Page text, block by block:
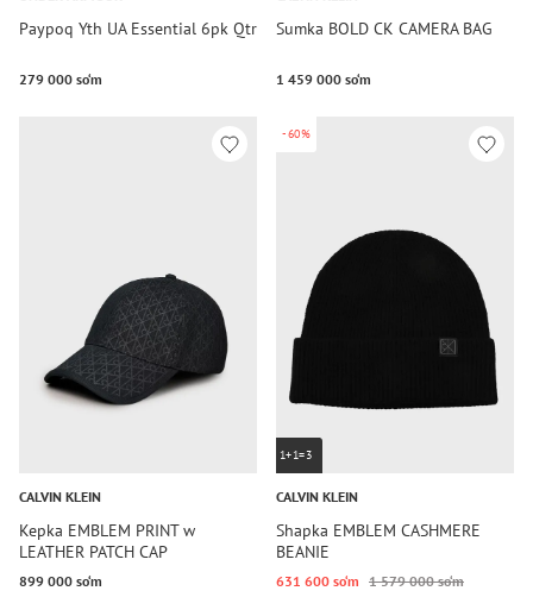
Paypoq Yth UA Essential 6pk Qtr
279 000 so‘m
Sumka BOLD CK CAMERA BAG
1 459 000 so‘m
CALVIN KLEIN
Kepka EMBLEM PRINT w
LEATHER PATCH CAP
899 000 so‘m
-60%
1+1=3
CALVIN KLEIN
Shapka EMBLEM CASHMERE
BEANIE
631 600 so‘m 1 579 000 so‘m